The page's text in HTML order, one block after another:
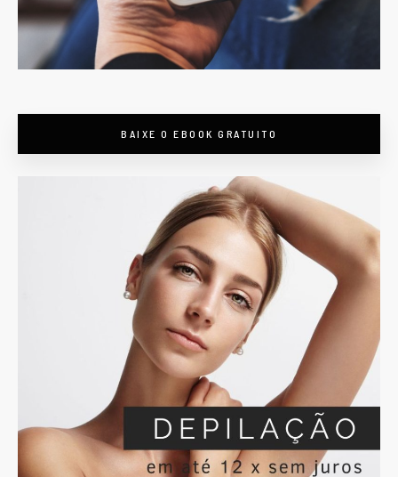
BAIXE O EBOOK GRATUITO